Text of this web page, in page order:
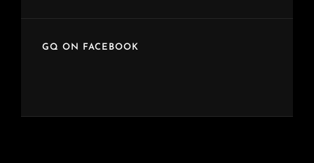
GQ ON FACEBOOK